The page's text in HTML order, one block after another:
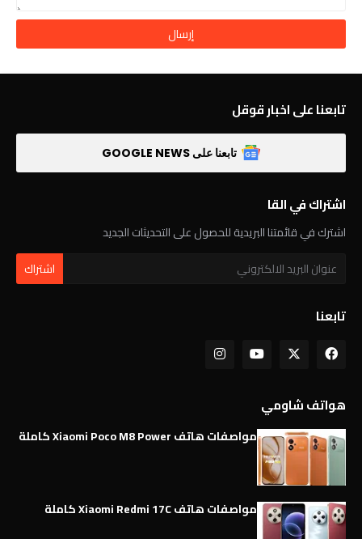
تابعنا على اخبار قوقل
تابعنا على GOOGLE NEWS
اشتراك في القا
اشترك في قائمتنا البريدية للحصول على التحديثات الجديد
تابعنا
هواتف شاومي
مواصفات هاتف Xiaomi Poco M8 Power كاملة
مواصفات هاتف Xiaomi Redmi 17C كاملة